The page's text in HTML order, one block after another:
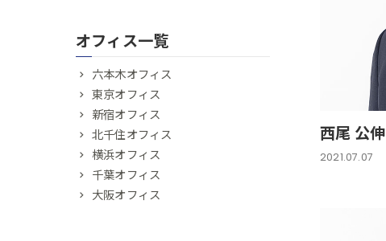
西尾 公伸
2021.07.07
オフィス一覧
六本木オフィス
東京オフィス
新宿オフィス
北千住オフィス
横浜オフィス
千葉オフィス
大阪オフィス